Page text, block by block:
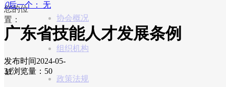
协会概况
组织机构
政策法规
您的位
置：
ꄲ后一个： 无
广东省技能人才发展条例
发布时间2024-05-
31
넶浏览量：50